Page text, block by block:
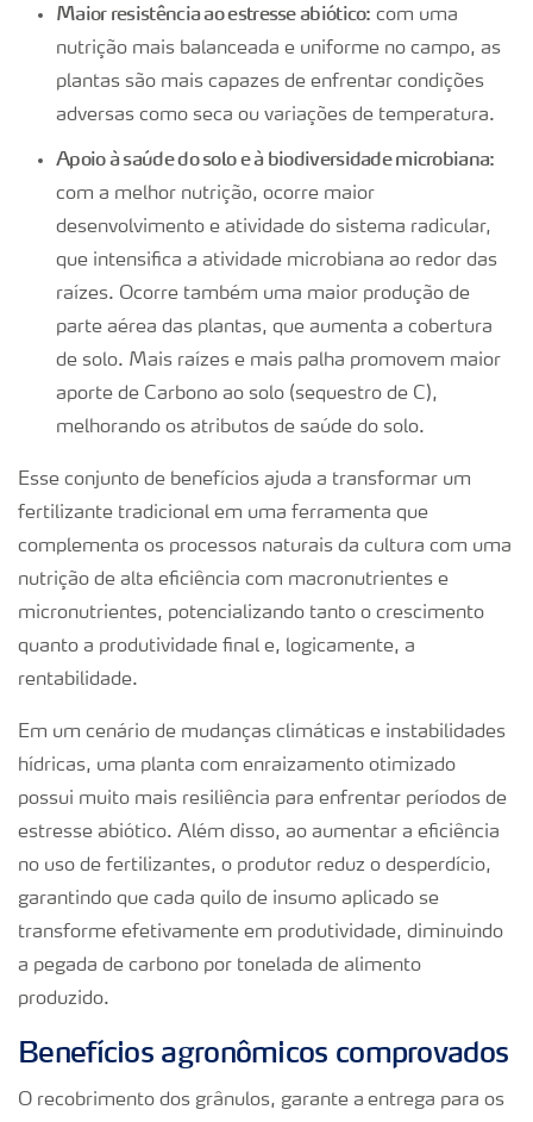
Maior resistência ao estresse abiótico: com uma
nutrição mais balanceada e uniforme no campo, as
plantas são mais capazes de enfrentar condições
adversas como seca ou variações de temperatura.
Apoio à saúde do solo e à biodiversidade microbiana:
com a melhor nutrição, ocorre maior
desenvolvimento e atividade do sistema radicular,
que intensifica a atividade microbiana ao redor das
raízes. Ocorre também uma maior produção de
parte aérea das plantas, que aumenta a cobertura
de solo. Mais raízes e mais palha promovem maior
aporte de Carbono ao solo (sequestro de C),
melhorando os atributos de saúde do solo.
Esse conjunto de benefícios ajuda a transformar um
fertilizante tradicional em uma ferramenta que
complementa os processos naturais da cultura com uma
nutrição de alta eficiência com macronutrientes e
micronutrientes, potencializando tanto o crescimento
quanto a produtividade final e, logicamente, a
rentabilidade.
Em um cenário de mudanças climáticas e instabilidades
hídricas, uma planta com enraizamento otimizado
possui muito mais resiliência para enfrentar períodos de
estresse abiótico. Além disso, ao aumentar a eficiência
no uso de fertilizantes, o produtor reduz o desperdício,
garantindo que cada quilo de insumo aplicado se
transforme efetivamente em produtividade, diminuindo
a pegada de carbono por tonelada de alimento
produzido.
Benefícios agronômicos comprovados
O recobrimento dos grânulos, garante a entrega para os